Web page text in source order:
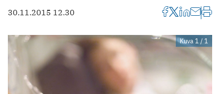
30.11.2015 12.30
Kuva 1 / 1